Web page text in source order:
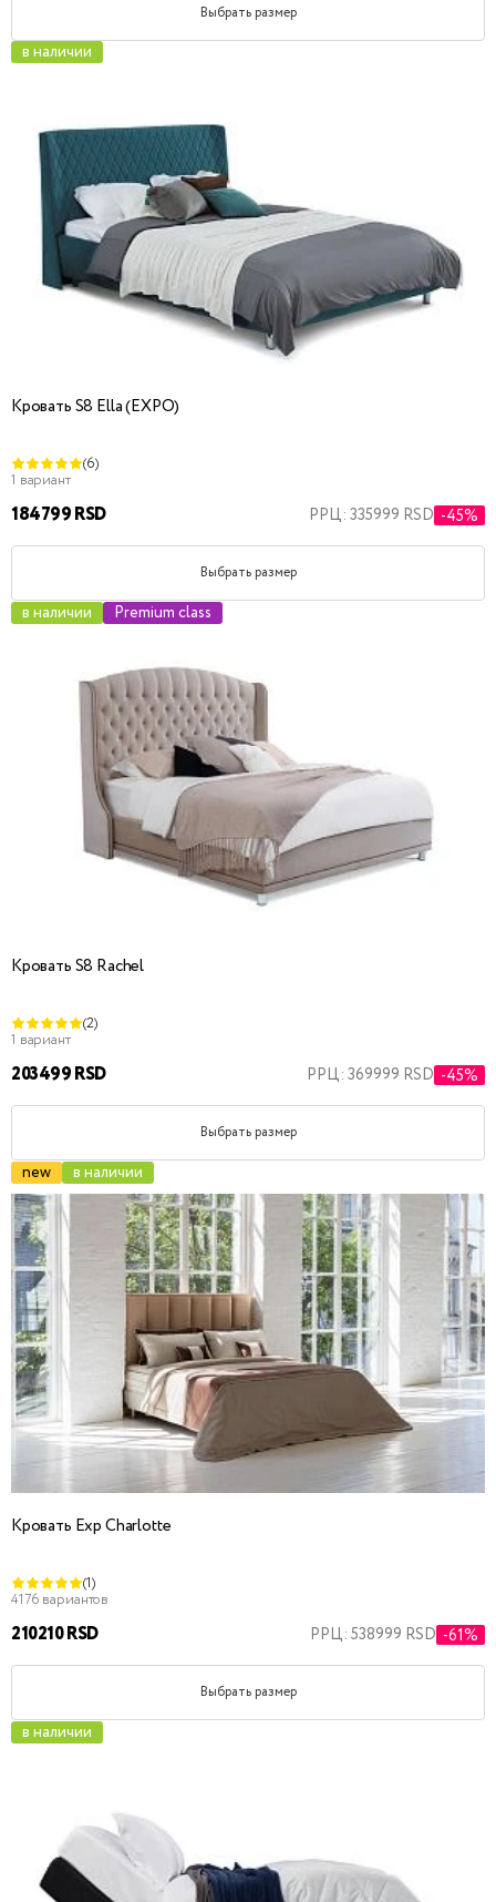
Выбрать размер
в наличии
Кровать S8 Ella (EXPO)
(6)
1 вариант
184799 RSD РРЦ: 335999 RSD -45%
Выбрать размер
в наличии Premium class
Кровать S8 Rachel
(2)
1 вариант
203499 RSD РРЦ: 369999 RSD -45%
Выбрать размер
new в наличии
Кровать Exp Charlotte
(1)
4176 вариантов
210210 RSD РРЦ: 538999 RSD -61%
Выбрать размер
в наличии